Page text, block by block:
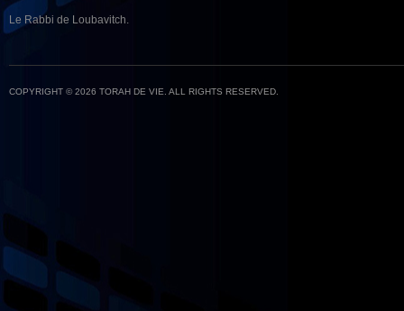
Le Rabbi de Loubavitch.
COPYRIGHT © 2026 TORAH DE VIE. ALL RIGHTS RESERVED.